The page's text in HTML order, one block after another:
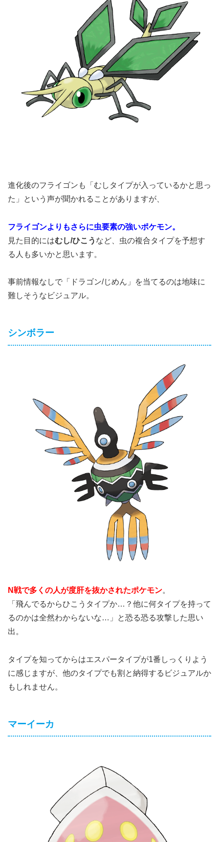
進化後のフライゴンも「むしタイプが入っているかと思っ
た」という声が聞かれることがありますが、
フライゴンよりもさらに虫要素の強いポケモン。
見た目的にはむし/ひこう など、虫の複合タイプを予想す
る人も多いかと思います。
事前情報なしで「ドラゴン/じめん」を当てるのは地味に
難しそうなビジュアル。
シンボラー
N戦で多くの人が度肝を抜かされたポケモン。
「飛んでるからひこうタイプか…？他に何タイプを持って
るのかは全然わからないな…」と恐る恐る攻撃した思い
出。
タイプを知ってからはエスパータイプが1番しっくりよう
に感じますが、他のタイプでも割と納得するビジュアルか
もしれません。
マーイーカ